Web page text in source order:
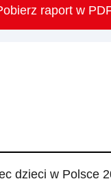
raport w
dzieci w Polsce